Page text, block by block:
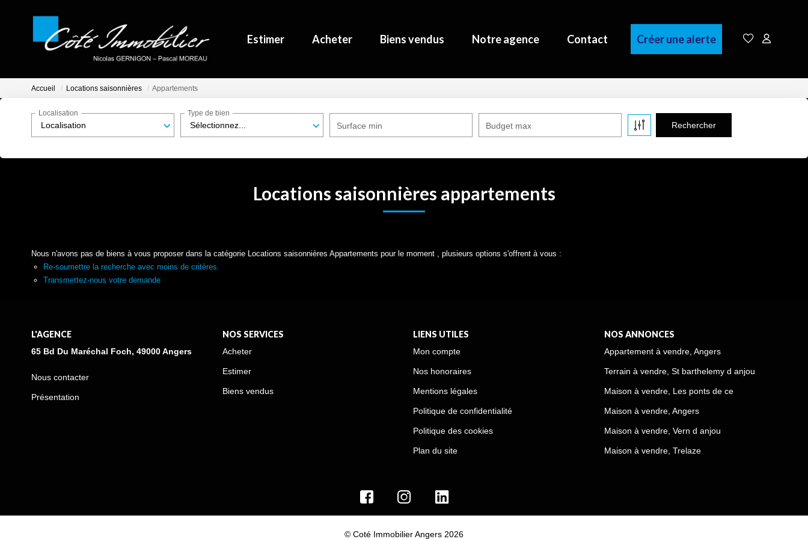
Estimer Acheter Biens vendus Notre agence Contact Créer une alerte
Accueil Locations saisonnières Appartements
Localisation
Localisation
Sélectionnez...
Type de bien
Surface min Budget max
Locations saisonnières appartements
Nous n'avons pas de biens à vous proposer dans la catégorie Locations saisonnières Appartements pour le moment , plusieurs options s'offrent à vous :
Re-soumettre la recherche avec moins de critères.
Transmettez-nous votre demande
L'AGENCE
65 Bd Du Maréchal Foch, 49000 Angers
Nous contacter
Présentation
NOS SERVICES
Acheter
Estimer
Biens vendus
LIENS UTILES
Mon compte
Nos honoraires
Mentions légales
Politique de confidentialité
Politique des cookies
Plan du site
NOS ANNONCES
Appartement à vendre, Angers
Terrain à vendre, St barthelemy d anjou
Maison à vendre, Les ponts de ce
Maison à vendre, Angers
Maison à vendre, Vern d anjou
Maison à vendre, Trelaze
© Coté Immobilier Angers 2026